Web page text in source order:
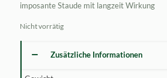
imposante Staude mit langzeit Wirkung
Nicht vorrätig
Zusätzliche Informationen